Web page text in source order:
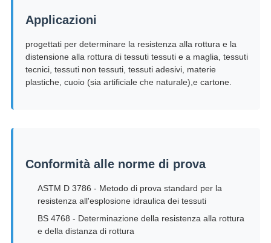
Applicazioni
progettati per determinare la resistenza alla rottura e la
distensione alla rottura di tessuti tessuti e a maglia, tessuti
tecnici, tessuti non tessuti, tessuti adesivi, materie
plastiche, cuoio (sia artificiale che naturale),e cartone.
Conformità alle norme di prova
ASTM D 3786 - Metodo di prova standard per la
resistenza all'esplosione idraulica dei tessuti
BS 4768 - Determinazione della resistenza alla rottura
e della distanza di rottura